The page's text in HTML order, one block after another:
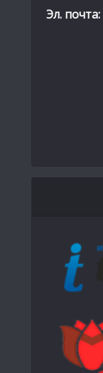
Эл. почта: